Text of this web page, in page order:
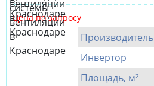
Цена по запросу
Производитель
Инвертор
Площадь, м²